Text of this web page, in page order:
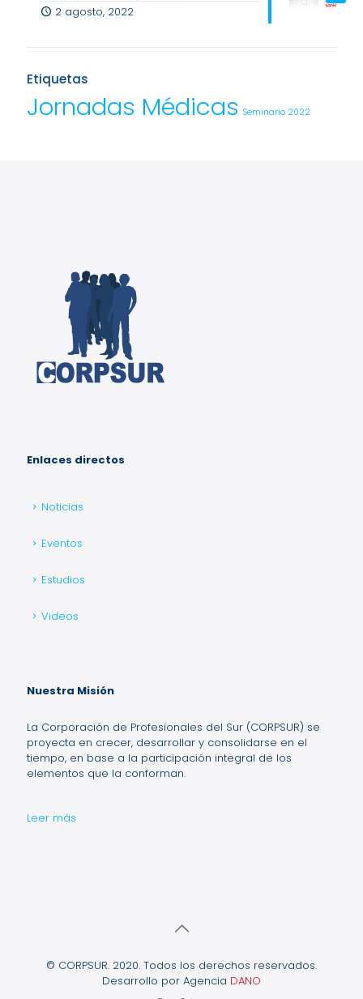
2 agosto, 2022
Etiquetas
Jornadas Médicas Seminario 2022
Enlaces directos
Noticias
Eventos
Estudios
Videos
Nuestra Misión
La Corporación de Profesionales del Sur (CORPSUR) se
proyecta en crecer, desarrollar y consolidarse en el
tiempo, en base a la participación integral de los
elementos que la conforman.
Leer más
© CORPSUR. 2020. Todos los derechos reservados.
Desarrollo por Agencia DANO